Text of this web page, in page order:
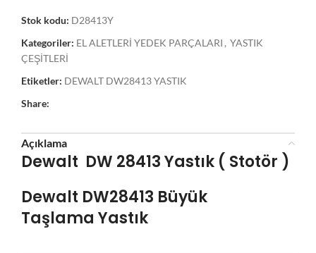
Stok kodu: D28413Y
Kategoriler: EL ALETLERİ YEDEK PARÇALARI , YASTIK
ÇEŞİTLERİ
Etiketler: DEWALT DW28413 YASTIK
Share:
Açıklama
Dewalt DW 28413 Yastık ( Stotör )
Dewalt DW28413 Büyük
Taşlama Yastık